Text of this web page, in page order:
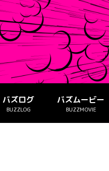
バズログ
BUZZLOG
バズムービー
BUZZMOVIE